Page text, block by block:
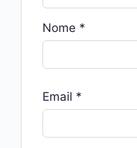
Nome *
Email *